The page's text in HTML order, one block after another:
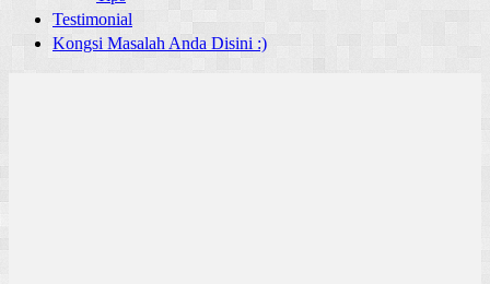
Testimonial
Kongsi Masalah Anda Disini :)